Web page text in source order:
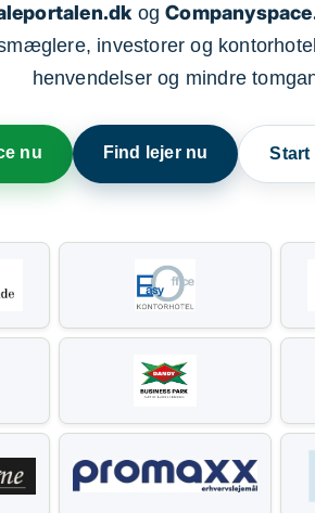
og
investorer og
henvendelser og mindre
nu Find lejer nu Start